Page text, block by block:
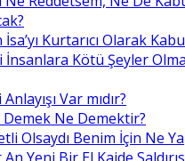
Kurtarıcı Olarak
İnsanlara Kötü Şeyler
Var mıdır?
Demek Ne Demektir?
Olsaydı Benim İçin Ne